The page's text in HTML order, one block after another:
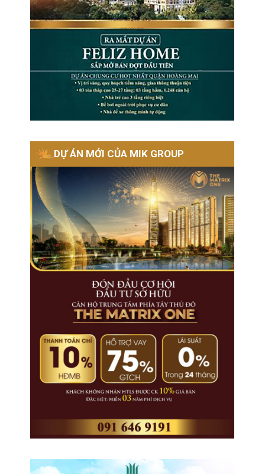
DỰ ÁN MỚI CỦA MIK GROUP